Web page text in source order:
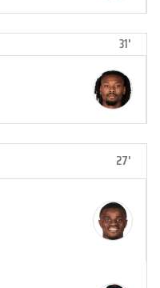
31'
27'